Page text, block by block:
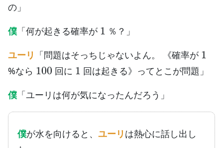
の」
僕 「何が起きる確率が
1
％？」
ユーリ 「問題はそっちじゃないよん。 《確率が
1
%なら
100
回に
1
回は起きる》ってとこが問題」
僕 「ユーリは何が気になったんだろう」
僕が水を向けると、 ユーリ は熱心に話し出し